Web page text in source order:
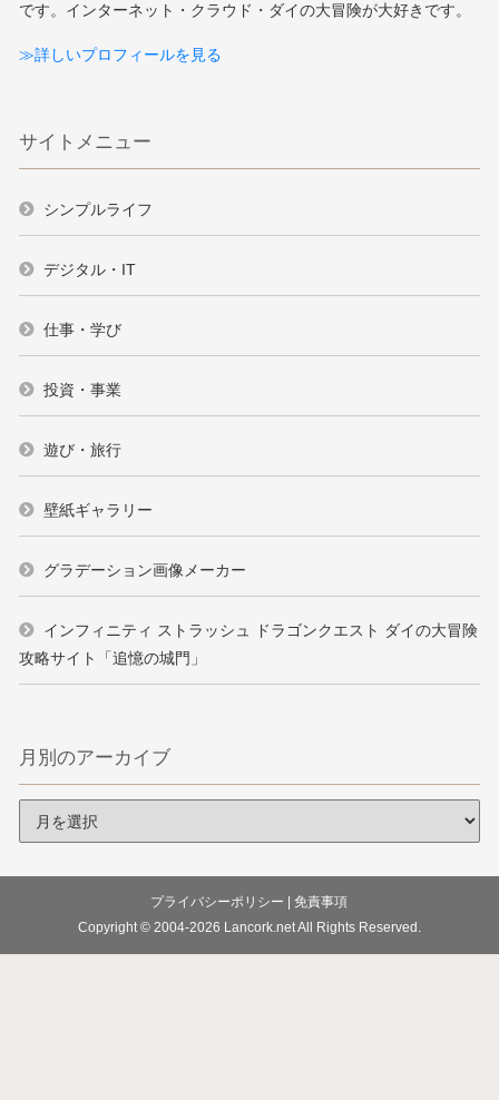
です。インターネット・クラウド・ダイの大冒険が大好きです。
≫詳しいプロフィールを見る
サイトメニュー
シンプルライフ
デジタル・IT
仕事・学び
投資・事業
遊び・旅行
壁紙ギャラリー
グラデーション画像メーカー
インフィニティ ストラッシュ ドラゴンクエスト ダイの大冒険
攻略サイト「追憶の城門」
月別のアーカイブ
プライバシーポリシー |免責事項
Copyright © 2004-2026 Lancork.netAll Rights Reserved.